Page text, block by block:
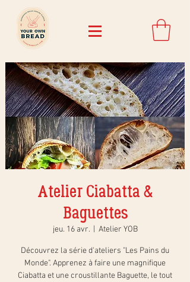
Atelier Ciabatta &
Baguettes
jeu. 16 avr.
  |
Atelier YOB
Découvrez la série d'ateliers "Les Pains du
Monde". Apprenez à faire une magnifique
Ciabatta et une croustillante Baguette, le tout